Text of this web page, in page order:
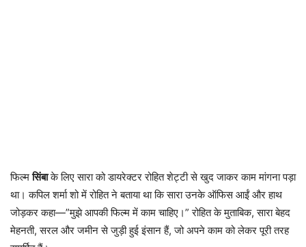
फिल्मसिंबाके लिए सारा को डायरेक्टर रोहित शेट्टी से खुद जाकर काम मांगना पड़ा
था। कपिल शर्मा शो में रोहित ने बताया था कि सारा उनके ऑफिस आईं और हाथ
जोड़कर कहा—”मुझे आपकी फिल्म में काम चाहिए।” रोहित के मुताबिक, सारा बेहद
मेहनती, सरल और जमीन से जुड़ी हुई इंसान हैं, जो अपने काम को लेकर पूरी तरह